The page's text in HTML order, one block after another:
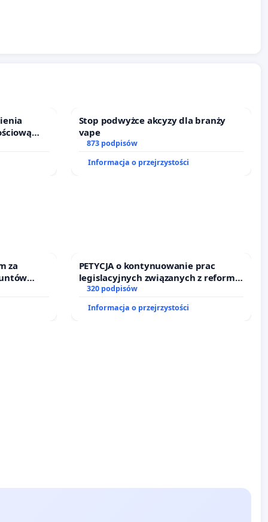
Stop podwyżce akcyzy dla branży
vape
873 podpisów
Informacja o przejrzystości
za
PETYCJA o kontynuowanie prac
legislacyjnych związanych z reformą
prawa rodzinnego
320 podpisów
Informacja o przejrzystości